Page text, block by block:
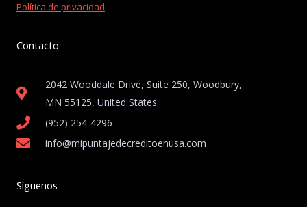
Política de privacidad
Contacto
2042 Wooddale Drive, Suite 250, Woodbury,
MN 55125, United States​.
(952) 254-4296
info@mipuntajedecreditoenusa.com
Síguenos